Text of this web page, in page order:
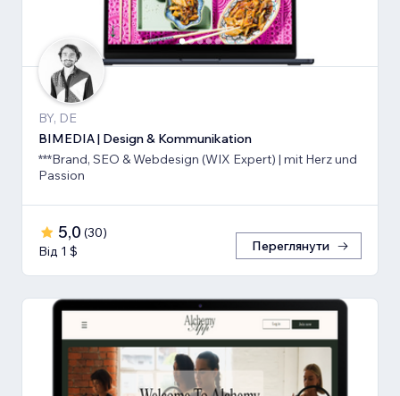
BY, DE
BIMEDIA | Design & Kommunikation
***Brand, SEO & Webdesign (WIX Expert) | mit Herz und
Passion
5,0 (30)
Від 1 $
Переглянути